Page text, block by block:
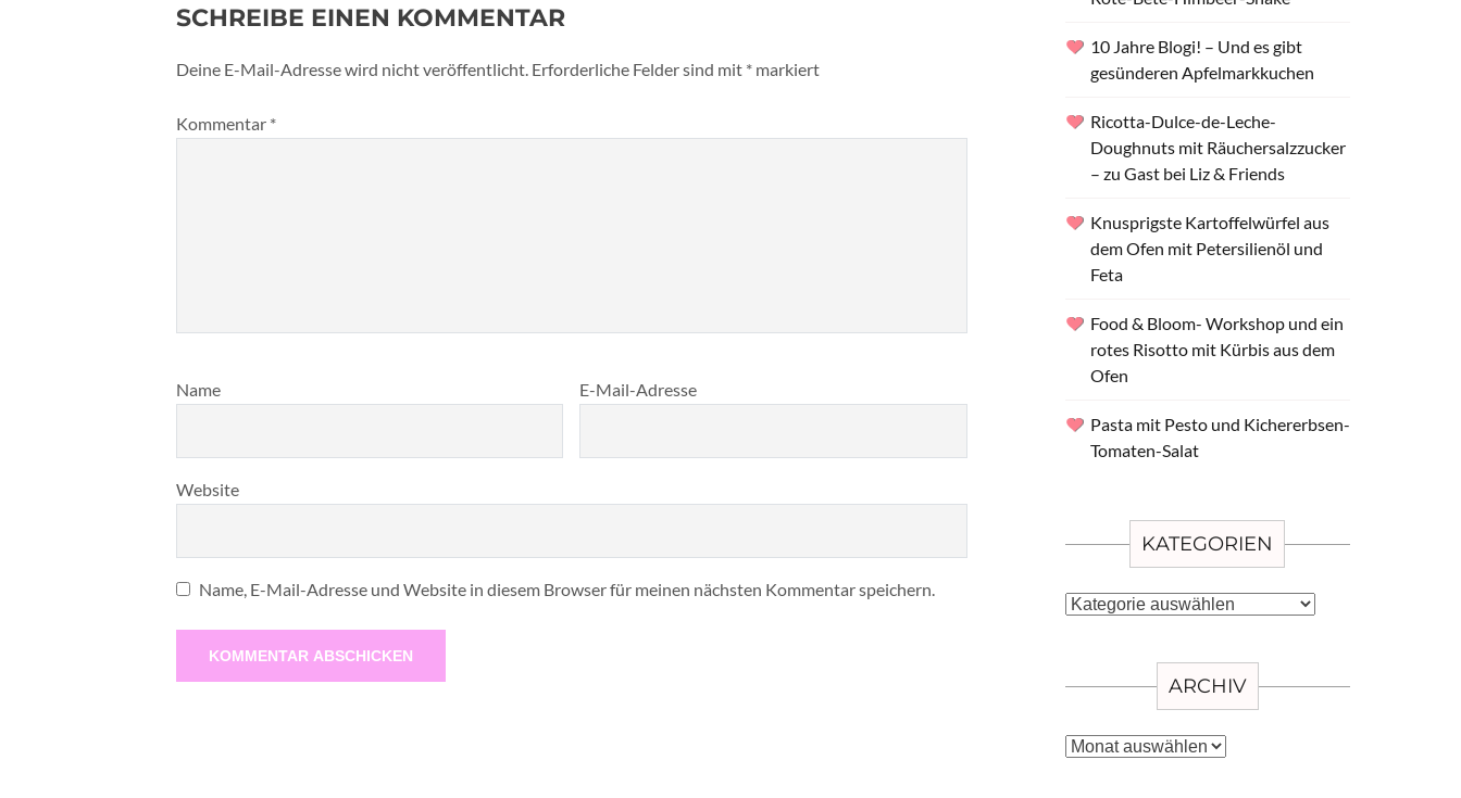
SCHREIBE EINEN KOMMENTAR
Deine E-Mail-Adresse wird nicht veröffentlicht. Erforderliche Felder sind mit * markiert
Kommentar *
Name E-Mail-Adresse
Website
Name, E-Mail-Adresse und Website in diesem Browser für meinen nächsten Kommentar speichern.
10 Jahre Blogi! – Und es gibt
gesünderen Apfelmarkkuchen
Ricotta-Dulce-de-Leche-
Doughnuts mit Räuchersalzzucker
– zu Gast bei Liz & Friends
Knusprigste Kartoffelwürfel aus
dem Ofen mit Petersilienöl und
Feta
Food & Bloom- Workshop und ein
rotes Risotto mit Kürbis aus dem
Ofen
Pasta mit Pesto und Kichererbsen-
Tomaten-Salat
KATEGORIEN
Kategorien
ARCHIV
Archiv